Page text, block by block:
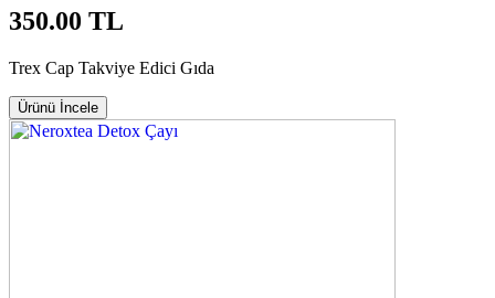
350.00 TL
Trex Cap Takviye Edici Gıda
Ürünü İncele